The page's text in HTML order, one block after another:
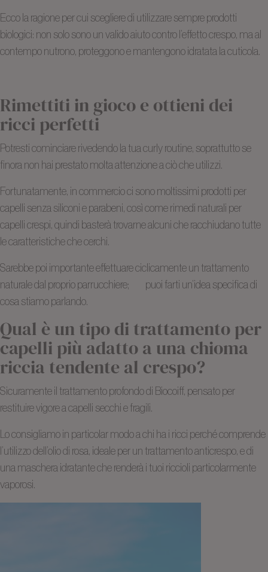
Ecco la ragione per cui scegliere di utilizzare sempre prodotti
biologici: non solo sono un valido aiuto contro l’effetto crespo, ma al
contempo nutrono, proteggono e mantengono idratata la cuticola.
Rimettiti in gioco e ottieni dei
ricci perfetti
Potresti cominciare rivedendo la tua curly routine, soprattutto se
finora non hai prestato molta attenzione a ciò che utilizzi.
Fortunatamente, in commercio ci sono moltissimi prodotti per
capelli senza siliconi e parabeni, così come rimedi naturali per
capelli crespi, quindi basterà trovarne alcuni che racchiudano tutte
le caratteristiche che cerchi.
Sarebbe poi importante effettuare ciclicamente un trattamento
naturale dal proprio parrucchiere;
puoi farti un’idea specifica di
cosa stiamo parlando.
Qual è un tipo di trattamento per
capelli più adatto a una chioma
riccia tendente al crespo?
Sicuramente il trattamento profondo di Biocoiff, pensato per
restituire vigore a capelli secchi e fragili.
Lo consigliamo in particolar modo a chi ha i ricci perché comprende
l’utilizzo dell’olio di rosa, ideale per un trattamento anticrespo, e di
una maschera idratante che renderà i tuoi riccioli particolarmente
vaporosi.